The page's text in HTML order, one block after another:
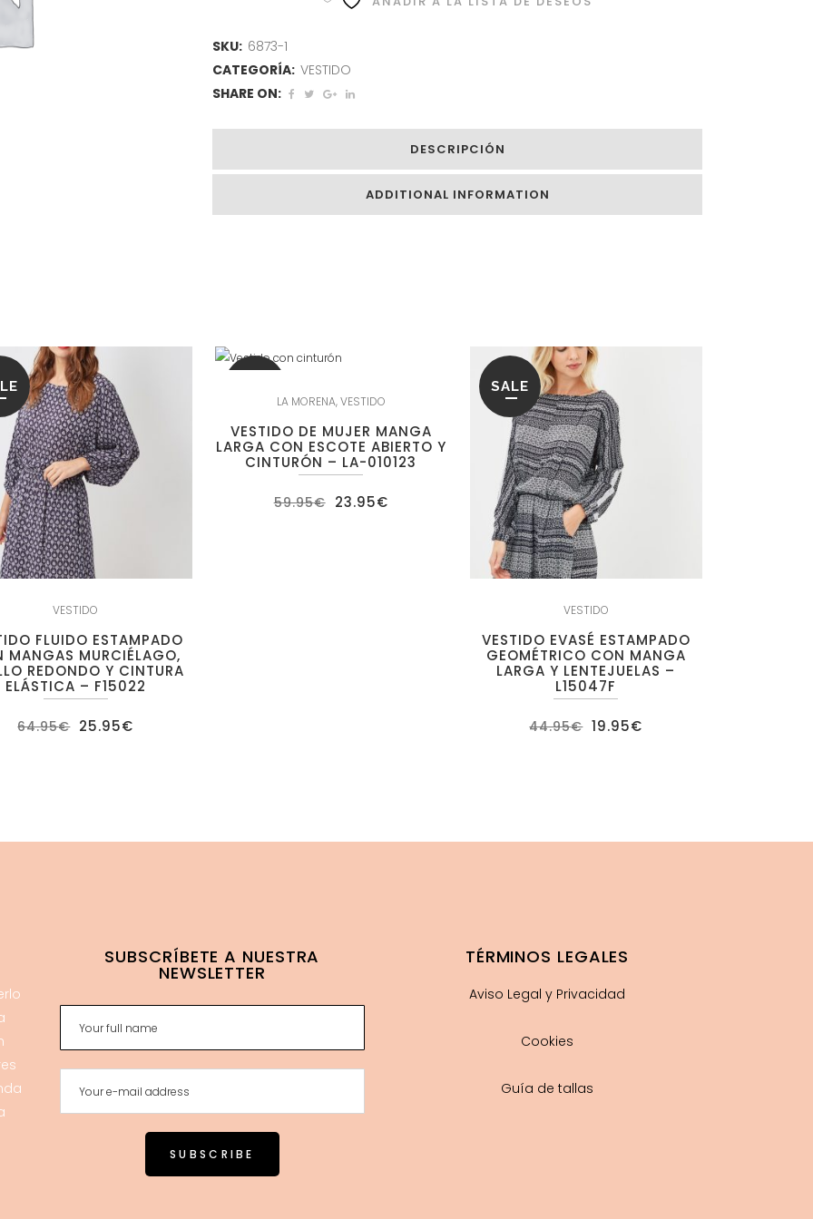
SKU: 6873-1
CATEGORÍA: VESTIDO
SHARE ON:
DESCRIPCIÓN
ADDITIONAL INFORMATION
VESTIDO
FLUIDO ESTAMPADO
MANGAS MURCIÉLAGO,
REDONDO Y CINTURA
ELÁSTICA – F15022
64.95€ El
precio
25.95€
LA MORENA,VESTIDO
VESTIDO DE MUJER MANGA
LARGA CON ESCOTE ABIERTO Y
CINTURÓN – LA-010123
59.95€ El
precio
23.95€El
SALE
VESTIDO
VESTIDO EVASÉ ESTAMPADO
GEOMÉTRICO CON MANGA
LARGA Y LENTEJUELAS –
L15047F
44.95€ El
precio
19.95€
SUBSCRÍBETE A NUESTRA
NEWSLETTER
TÉRMINOS LEGALES
Aviso Legal y Privacidad
Cookies
Guía de tallas